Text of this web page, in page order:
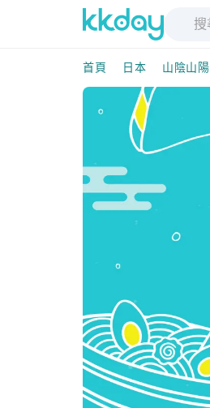
首頁 日本 山陰山陽